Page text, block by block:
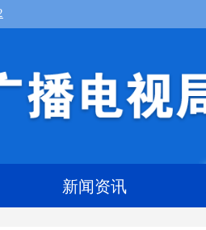
新闻资讯